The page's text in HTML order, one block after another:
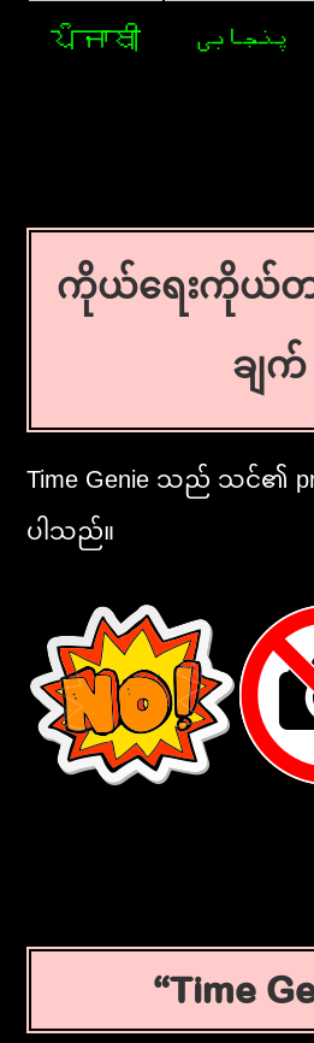
ਪੰਜਾਬੀ پنجابی
ကိုယ်ရေးကိုယ်တ
ချက်
Time Genie သည် သင်၏
ပါသည်။
Time